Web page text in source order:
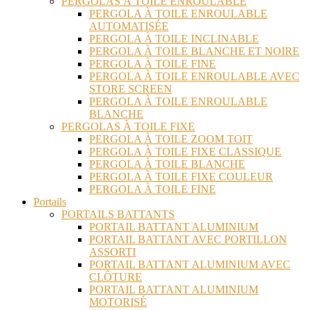
PERGOLA À TOILE ENROULABLE
AUTOMATISÉE
PERGOLA À TOILE INCLINABLE
PERGOLA À TOILE BLANCHE ET NOIRE
PERGOLA À TOILE FINE
PERGOLA À TOILE ENROULABLE AVEC
STORE SCREEN
PERGOLA À TOILE ENROULABLE
BLANCHE
PERGOLAS À TOILE FIXE
PERGOLA À TOILE ZOOM TOIT
PERGOLA À TOILE FIXE CLASSIQUE
PERGOLA À TOILE BLANCHE
PERGOLA À TOILE FIXE COULEUR
PERGOLA À TOILE FINE
Portails
PORTAILS BATTANTS
PORTAIL BATTANT ALUMINIUM
PORTAIL BATTANT AVEC PORTILLON
ASSORTI
PORTAIL BATTANT ALUMINIUM AVEC
CLÔTURE
PORTAIL BATTANT ALUMINIUM
MOTORISÉ